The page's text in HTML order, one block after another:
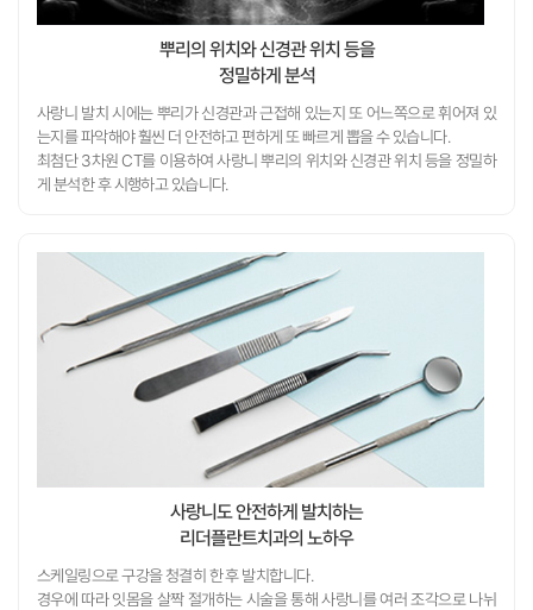
뿌리의 위치와 신경관 위치 등을
는지를 파악해야 훨씬 더 안전하고 편하게 또 빠르게 뽑을 수 있습니다.
게 분석한 후 시행하고 있습니다.
사랑니도 안전하게 발치하는
스케일링으로 구강을 청결히 한 후 발치합니다.